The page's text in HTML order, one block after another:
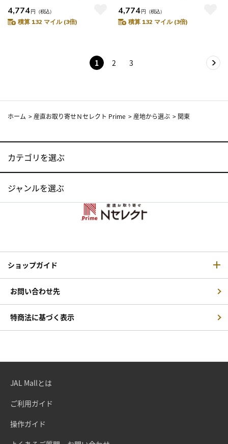
4,774円 （税込）
積算 132 マイル (3倍)
4,774円 （税込）
積算 132 マイル (3倍)
1 2 3
ホーム > 産直お取り寄せＮセレクト Prime > 産地から選ぶ > 関東
カテゴリを選ぶ
ジャンルを選ぶ
ショップガイド
お問い合わせ先
特商法に基づく表示
JAL Mallとは
ご利用ガイド
操作ガイド